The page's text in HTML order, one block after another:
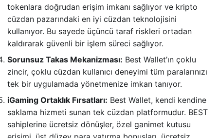
tokenlara doğrudan erişim imkanı sağlıyor ve kripto
cüzdan pazarındaki en iyi cüzdan teknolojisini
kullanıyor. Bu sayede üçüncü taraf riskleri ortadan
kaldırarak güvenli bir işlem süreci sağlıyor.
Sorunsuz Takas Mekanizması: Best Wallet’ın çoklu
zincir, çoklu cüzdan kullanıcı deneyimi tüm paralarınızı
tek bir uygulamada yönetmenize imkan tanıyor.
iGaming Ortaklık Fırsatları: Best Wallet, kendi kendine
saklama hizmeti sunan tek cüzdan platformudur. BEST
sahiplerine ücretsiz dönüşler, özel ganimet kutusu